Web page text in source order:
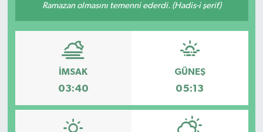
Ramazan olmasını temenni ederdi. (Hadis-i şerif)
İMSAK
03:40
GÜNEŞ
05:13